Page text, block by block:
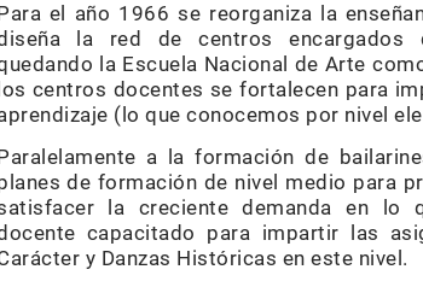
el año 1966 se reorganiza la
la red de centros encargados
la Escuela Nacional de Arte
los centros docentes se fortalecen para
(lo que conocemos por nivel
a la formación de
de formación de nivel medio para
la creciente demanda en lo
capacitado para impartir las
y Danzas Históricas en este nivel.